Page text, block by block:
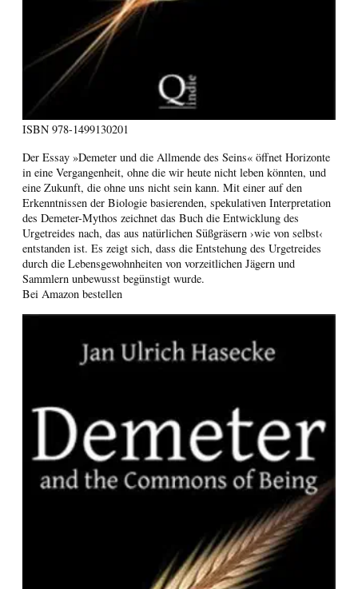
ISBN 978-1499130201
Der Essay »Demeter und die Allmende des Seins« öffnet Horizonte
in eine Vergangenheit, ohne die wir heute nicht leben könnten, und
eine Zukunft, die ohne uns nicht sein kann. Mit einer auf den
Erkenntnissen der Biologie basierenden, spekulativen Interpretation
des Demeter-Mythos zeichnet das Buch die Entwicklung des
Urgetreides nach, das aus natürlichen Süßgräsern ›wie von selbst‹
entstanden ist. Es zeigt sich, dass die Entstehung des Urgetreides
durch die Lebensgewohnheiten von vorzeitlichen Jägern und
Sammlern unbewusst begünstigt wurde.
Bei Amazon bestellen